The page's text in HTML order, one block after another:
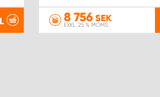
8 756 SEK
EXKL. 25 % MOMS